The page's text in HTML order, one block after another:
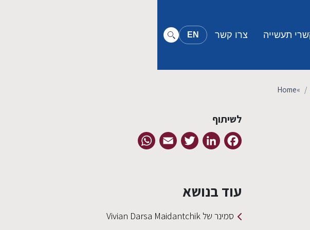
EN תעשייה צרו קשר
Home»
לשיתוף
Facebook
LinkedIn
Twitter
Email
עוד בנושא
סמינר של Vivian Darsa Maidantchik